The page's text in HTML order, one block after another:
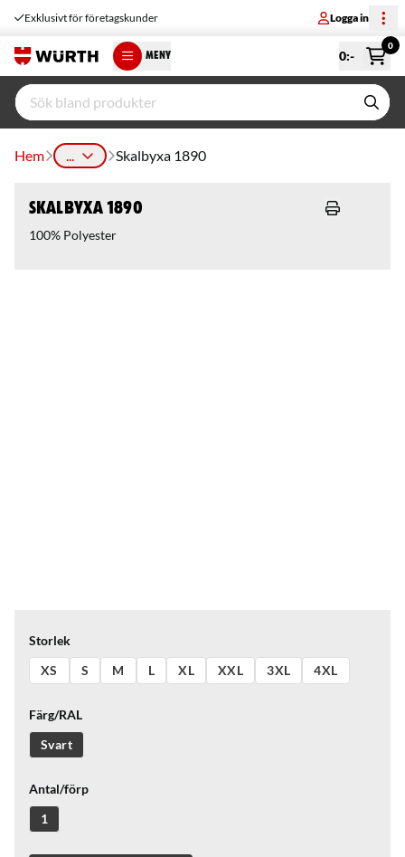
Exklusivt för företagskunder Logga in
MENY 0:-
0
Hem ... Skalbyxa 1890
Skalbyxa 1890
100% Polyester
Storlek
XS
S M L XL XXL 3XL 4XL
Färg/RAL
Svart
Antal/förp
1